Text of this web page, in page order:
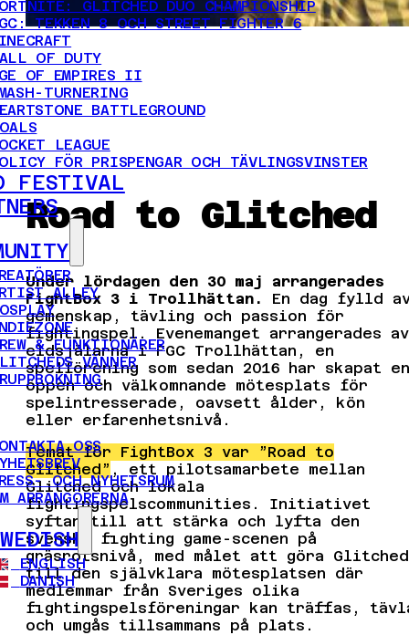
GLITCHED DUO CHAMPIONSHIP
TEKKEN 8 OCH STREET FIGHTER 6
OF DUTY
OF EMPIRES II
TURNERING
BATTLEGROUND
LEAGUE
FÖR PRISPENGAR OCH TÄVLINGSVINSTER
FESTIVAL
ALLEY
& FUNKTIONÄRER
VÄNNER
OSS
OCH NYHETSRUM
ARRANGÖRERNA
ENGLISH
DANISH
Road to Glitched
Under lördagen den 30 maj arrangerades
FightBox 3 i Trollhättan.
En dag fylld
gemenskap, tävling och passion för
fightingspel. Evenemanget arrangerades av
eldsjälarna i FGC Trollhättan, en
spelförening som sedan 2016 har skapat en
öppen och välkomnande mötesplats för
spelintresserade, oavsett ålder, kön
eller erfarenhetsnivå.
Temat för FightBox 3 var ”Road to
Glitched” , ett pilotsamarbete mellan
Glitched och lokala
fightingspelscommunities. Initiativet
syftar till att stärka och lyfta den
svenska fighting game-scenen på
gräsrotsnivå, med målet att göra Glitched
till den självklara mötesplatsen där
medlemmar från Sveriges olika
fightingspelsföreningar kan träffas,
och umgås tillsammans på plats.